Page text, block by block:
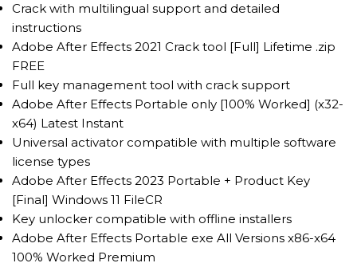
Crack with multilingual support and detailed
instructions
Adobe After Effects 2021 Crack tool [Full] Lifetime .zip
FREE
Full key management tool with crack support
Adobe After Effects Portable only [100% Worked] (x32-
x64) Latest Instant
Universal activator compatible with multiple software
license types
Adobe After Effects 2023 Portable + Product Key
[Final] Windows 11 FileCR
Key unlocker compatible with offline installers
Adobe After Effects Portable exe All Versions x86-x64
100% Worked Premium